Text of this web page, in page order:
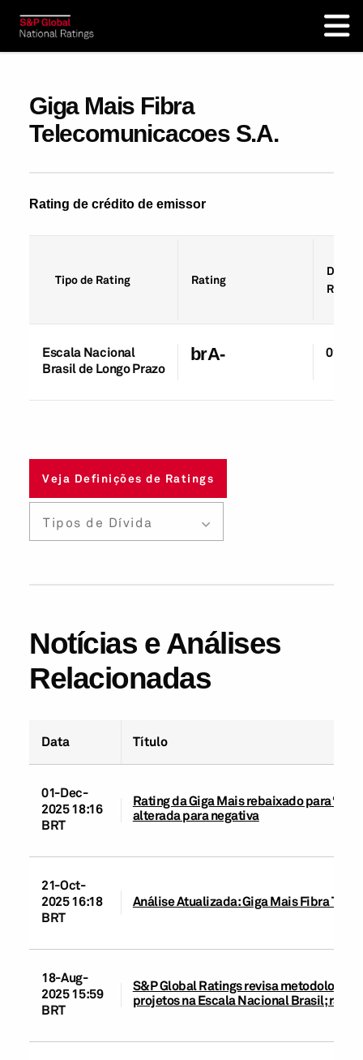
Giga Mais Fibra
Telecomunicacoes S.A.
Rating de crédito de emissor
Tipo de Rating Rating
Data
Rating
Escala Nacional
Brasil de Longo Prazo
brA- 01-
Veja Definições de Ratings
Tipos de Dívida
Notícias e Análises
Relacionadas
Data Título
01-Dec-
2025 18:16
BRT
Rating da Giga Mais rebaixado para
alterada para negativa
21-Oct-
2025 16:18
BRT
Análise Atualizada: Giga Mais Fibra
18-Aug-
2025 15:59
BRT
S&P Global Ratings revisa
projetos na Escala Nacional Brasil;